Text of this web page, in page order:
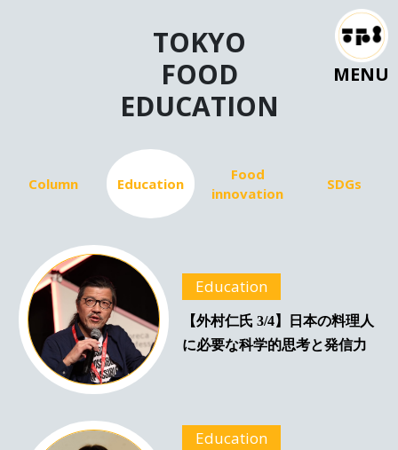
MENU
TOKYO
FOOD
EDUCATION
Column Education
Food
innovation
SDGs
Education
【外村仁氏 3/4】日本の料理人
に必要な科学的思考と発信力
Education